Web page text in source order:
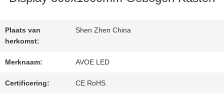
KWALITEITSCONTROLE
NEEM
CONTACT
MET
Plaats van
herkomst:
Shen Zhen China
Merknaam: AVOE LED
Certificering: CE RoHS